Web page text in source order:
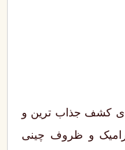
کشف جذاب ‌ترین و
و ظروف چینی